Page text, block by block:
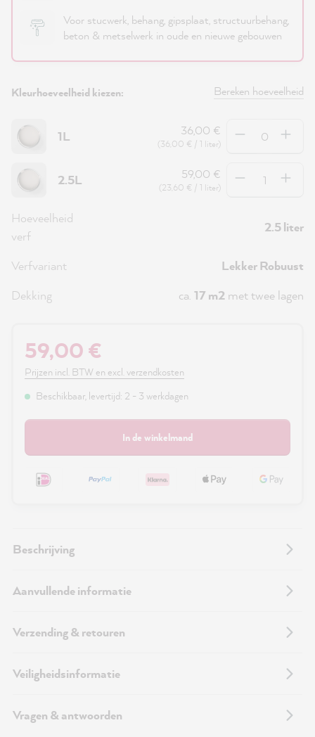
Voor stucwerk, behang, gipsplaat, structuurbehang,
beton & metselwerk in oude en nieuwe gebouwen
Kleurhoeveelheid kiezen: Bereken hoeveelheid
1L 36,00 €
(36,00 € / 1 liter)
Hoeveelheid
2.5L 59,00 €
(23,60 € / 1 liter)
Hoeveelheid
Hoeveelheid
verf
2.5 liter
Verfvariant
Lekker Robuust
Dekking
ca. 17 m2 met twee lagen
59,00 €
Prijzen incl. BTW en excl. verzendkosten
Beschikbaar, levertijd: 2 - 3 werkdagen
In de winkelmand
Beschrijving
Aanvullende informatie
Verzending & retouren
Veiligheidsinformatie
Vragen & antwoorden